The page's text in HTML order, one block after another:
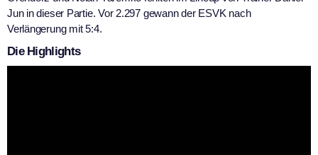
Jun in dieser Partie. Vor 2.297 gewann der ESVK nach
Verlängerung mit 5:4.
Die Highlights